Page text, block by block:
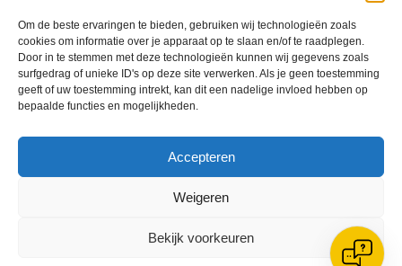
Om de beste ervaringen te bieden, gebruiken wij technologieën zoals
cookies om informatie over je apparaat op te slaan en/of te raadplegen.
Door in te stemmen met deze technologieën kunnen wij gegevens zoals
surfgedrag of unieke ID's op deze site verwerken. Als je geen toestemming
geeft of uw toestemming intrekt, kan dit een nadelige invloed hebben op
bepaalde functies en mogelijkheden.
Accepteren
Weigeren
Bekijk voorkeuren
VV Reiger Boys